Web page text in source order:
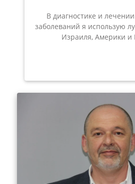
В диагностике и
заболеваний я использую
Израиля, Америки и